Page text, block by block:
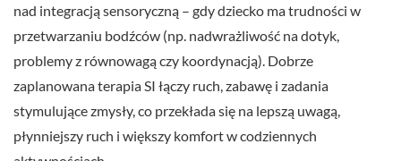
nad integracją sensoryczną – gdy dziecko ma trudności w
przetwarzaniu bodźców (np. nadwrażliwość na dotyk,
problemy z równowagą czy koordynacją). Dobrze
zaplanowana terapia SI łączy ruch, zabawę i zadania
stymulujące zmysły, co przekłada się na lepszą uwagą,
płynniejszy ruch i większy komfort w codziennych